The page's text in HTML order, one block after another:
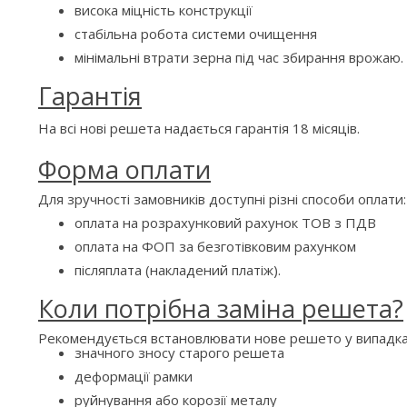
висока міцність конструкції
стабільна робота системи очищення
мінімальні втрати зерна під час збирання врожаю.
Гарантія
На всі нові решета надається гарантія 18 місяців.
Форма оплати
Для зручності замовників доступні різні способи оплати:
оплата на розрахунковий рахунок ТОВ з ПДВ
оплата на ФОП за безготівковим рахунком
післяплата (накладений платіж).
Коли потрібна заміна решета?
Рекомендується встановлювати нове решето у
значного зносу старого решета
деформації рамки
руйнування або корозії металу